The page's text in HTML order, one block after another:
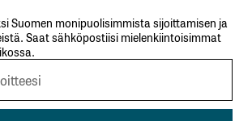
Suomen monipuolisimmista sijoittamisen ja
Saat sähköpostiisi mielenkiintoisimmat